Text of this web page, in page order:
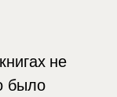
не
было